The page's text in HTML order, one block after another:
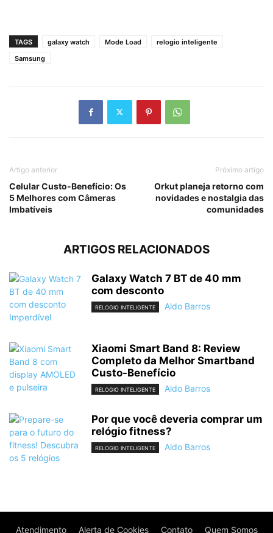
TAGS galaxy watch Mode Load
relogio inteligente
Samsung
Artigo anterior
Celular Custo-Benefício: Os
5 Melhores com Câmeras
Imbatíveis
Próximo artigo
Orkut planeja retorno com
novidades e nostalgia das
comunidades
ARTIGOS RELACIONADOS
Galaxy Watch 7 BT de 40 mm
com desconto
RELOGIO INTELIGENTE Aldo Barros
Xiaomi Smart Band 8: Review
Completo da Melhor Smartband
Custo-Benefício
RELOGIO INTELIGENTE Aldo Barros
Por que você deveria comprar um
relógio fitness?
RELOGIO INTELIGENTE Aldo Barros
Atendimento Alerta de Cookies Contato Quem Somos